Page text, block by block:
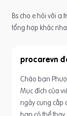
Bs cho e hỏi với
tổng hợp khác
procarevn
Chào bạn
Mục đích của
ngày cung cấp